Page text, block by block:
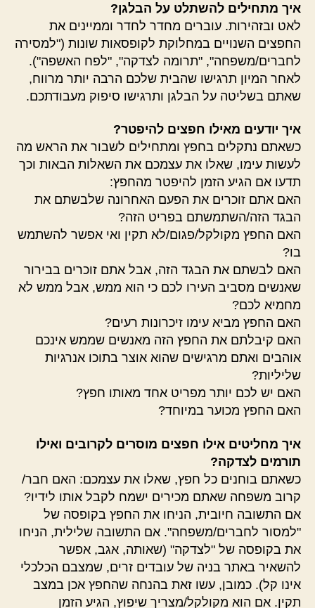
איך מתחילים להשתלט על הבלגן?
לאט ובזהירות. עוברים מחדר לחדר וממיינים את
החפצים השנויים במחלוקת לקופסאות שונות ("למסירה
לחברים/משפחה", "תרומה לצדקה", "לפח האשפה").
לאחר המיון תרגישו שהבית שלכם הרבה יותר מרווח,
שאתם בשליטה על הבלגן ותרגישו סיפוק מעבודתכם.
איך יודעים מאילו חפצים להיפטר?
כשאתם נתקלים בחפץ ומתחילים לשבור את הראש מה
לעשות עימו, שאלו את עצמכם את השאלות הבאות וכך
תדעו אם הגיע הזמן להיפטר מהחפץ:
האם אתם זוכרים את הפעם האחרונה שלבשתם את
הבגד הזה/השתמשתם בפריט הזה?
האם החפץ מקולקל/פגום/לא תקין ואי אפשר להשתמש
בו?
האם לבשתם את הבגד הזה, אבל אתם זוכרים בבירור
שאנשים מסביב העירו לכם כי הוא ממש, אבל ממש לא
מחמיא לכם?
האם החפץ מביא עימו זיכרונות רעים?
האם קיבלתם את החפץ הזה מאנשים שממש אינכם
אוהבים ואתם מרגישים שהוא אוצר בתוכו אנרגיות
שליליות?
האם יש לכם יותר מפריט אחד מאותו חפץ?
האם החפץ מכוער במיוחד?
איך מחליטים אילו חפצים מוסרים לקרובים ואילו
תורמים לצדקה?
כשאתם בוחנים כל חפץ, שאלו את עצמכם: האם חבר/
קרוב משפחה שאתם מכירים ישמח לקבל אותו לידיו?
אם התשובה חיובית, הניחו את החפץ בקופסה של
"למסור לחברים/משפחה". אם התשובה שלילית, הניחו
את בקופסה של "לצדקה" (שאותה, אגב, אפשר
להשאיר באתר בניה של עובדים זרים, שמצבם הכלכלי
אינו קל). כמובן, עשו זאת בהנחה שהחפץ אכן במצב
תקין. אם הוא מקולקל/מצריך שיפוץ, הגיע הזמן